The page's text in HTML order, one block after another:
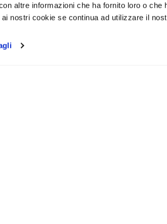
altre informazioni che ha fornito loro o
nostri cookie se continua ad utilizzare il